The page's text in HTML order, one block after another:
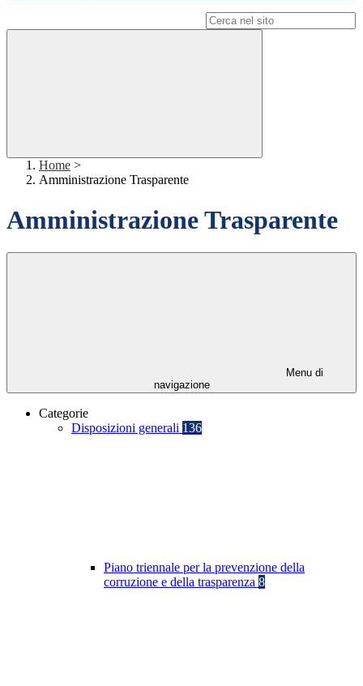
Home >
Amministrazione Trasparente
Amministrazione Trasparente
Menu di
navigazione
Categorie
Disposizioni generali 136
Piano triennale per la prevenzione della
corruzione e della trasparenza 8